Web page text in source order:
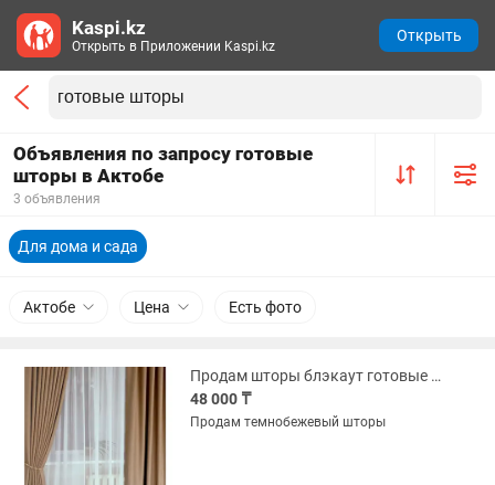
Объявления по запросу готовые
шторы в Актобе
3 объявления
Для дома и сада
Актобе Цена Есть фото
Продам шторы блэкаут готовые длина 2,96 , ширина 8 метров
48 000 ₸
Продам темнобежевый шторы
Kaspi.kz
Открыть в Приложении Kaspi.kz
Открыть